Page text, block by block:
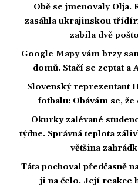
Obě se jmenovaly Olja.
zasáhla ukrajinskou
zabila dvě
Google Mapy vám brzy
domů. Stačí se zeptat a
Slovenský reprezentant
fotbalu: Obávám se,
Okurky zalévané
týdne. Správná teplota
většina
Táta pochoval předčasně
ji na čelo. Její reakce